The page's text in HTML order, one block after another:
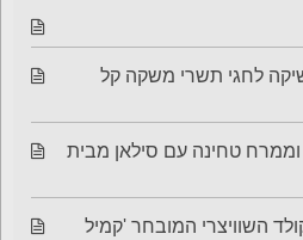
לחגי תשרי משקה קל
טחינה עם סילאן מבית
השוויצרי המובחר 'קמיל